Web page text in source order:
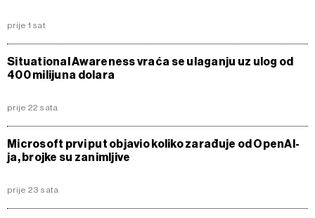
prije 1 sat
Situational Awareness vraća se ulaganju uz ulog od
400 milijuna dolara
prije 22 sata
Microsoft prvi put objavio koliko zarađuje od OpenAI-
ja, brojke su zanimljive
prije 23 sata